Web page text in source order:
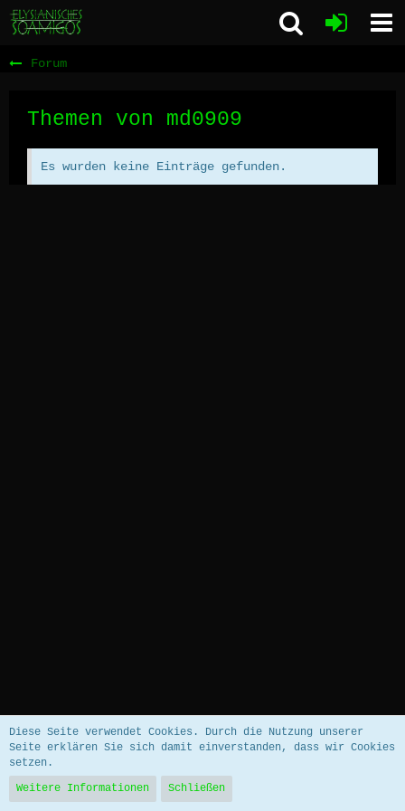
Forum
Themen von md0909
Es wurden keine Einträge gefunden.
Community-Software:WoltLab Suite™ 5.5.26
Diese Seite verwendet Cookies. Durch die Nutzung unserer
Seite erklären Sie sich damit einverstanden, dass wir Cookies
setzen.
Weitere Informationen
Schließen